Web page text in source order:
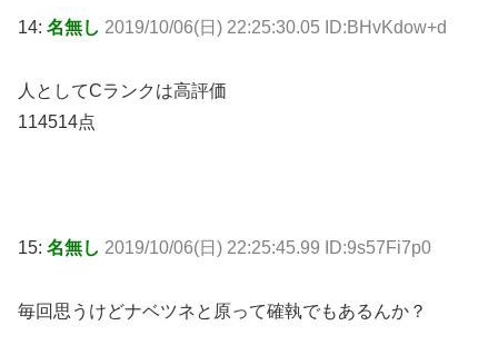
14: 名無し 2019/10/06(日) 22:25:30.05 ID:BHvKdow+d
人としてCランクは高評価
114514点
15: 名無し 2019/10/06(日) 22:25:45.99 ID:9s57Fi7p0
毎回思うけどナベツネと原って確執でもあるんか？